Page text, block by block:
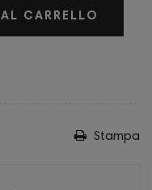
CARRELLO
Stampa